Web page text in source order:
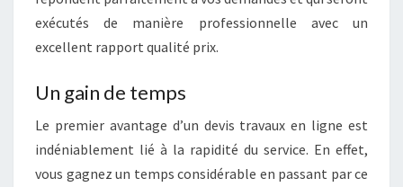
exécutés de manière professionnelle avec un
excellent rapport qualité prix.
Un gain de temps
Le premier avantage d’un devis travaux en ligne est
indéniablement lié à la rapidité du service. En effet,
vous gagnez un temps considérable en passant par ce